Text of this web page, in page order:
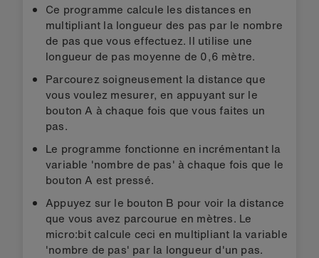
Ce programme calcule les distances en
multipliant la longueur des pas par le nombre
de pas que vous effectuez. Il utilise une
longueur de pas moyenne de 0,6 mètre.
Parcourez soigneusement la distance que
vous voulez mesurer, en appuyant sur le
bouton A à chaque fois que vous faites un
pas.
Le programme fonctionne en incrémentant la
variable 'nombre de pas' à chaque fois que le
bouton A est pressé.
Appuyez sur le bouton B pour voir la distance
que vous avez parcourue en mètres. Le
micro:bit calcule ceci en multipliant la variable
'nombre de pas' par la longueur d'un pas.